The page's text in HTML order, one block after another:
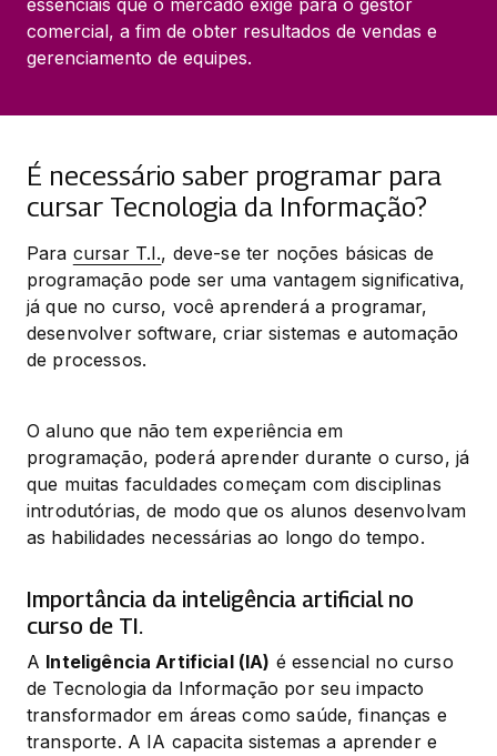
essenciais que o mercado exige para o gestor
comercial, a fim de obter resultados de vendas e
gerenciamento de equipes.
É necessário saber programar para
cursar Tecnologia da Informação?
Para cursar T.I., deve-se ter noções básicas de
programação pode ser uma vantagem significativa,
já que no curso, você aprenderá a programar,
desenvolver software, criar sistemas e automação
de processos.
O aluno que não tem experiência em
programação, poderá aprender durante o curso, já
que muitas faculdades começam com disciplinas
introdutórias, de modo que os alunos desenvolvam
as habilidades necessárias ao longo do tempo.
Importância da inteligência artificial no
curso de TI.
A Inteligência Artificial (IA) é essencial no curso
de Tecnologia da Informação por seu impacto
transformador em áreas como saúde, finanças e
transporte. A IA capacita sistemas a aprender e